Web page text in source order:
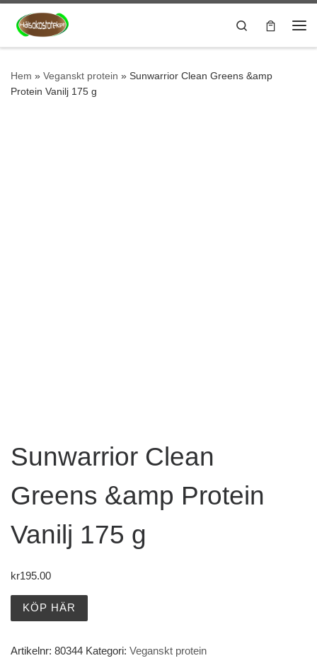
Hoppa till innehåll
Search
Hem » Veganskt protein » Sunwarrior Clean Greens &amp
Protein Vanilj 175 g
Sunwarrior Clean
Greens &amp Protein
Vanilj 175 g
kr195.00
KÖP HÄR
Artikelnr: 80344 Kategori: Veganskt protein